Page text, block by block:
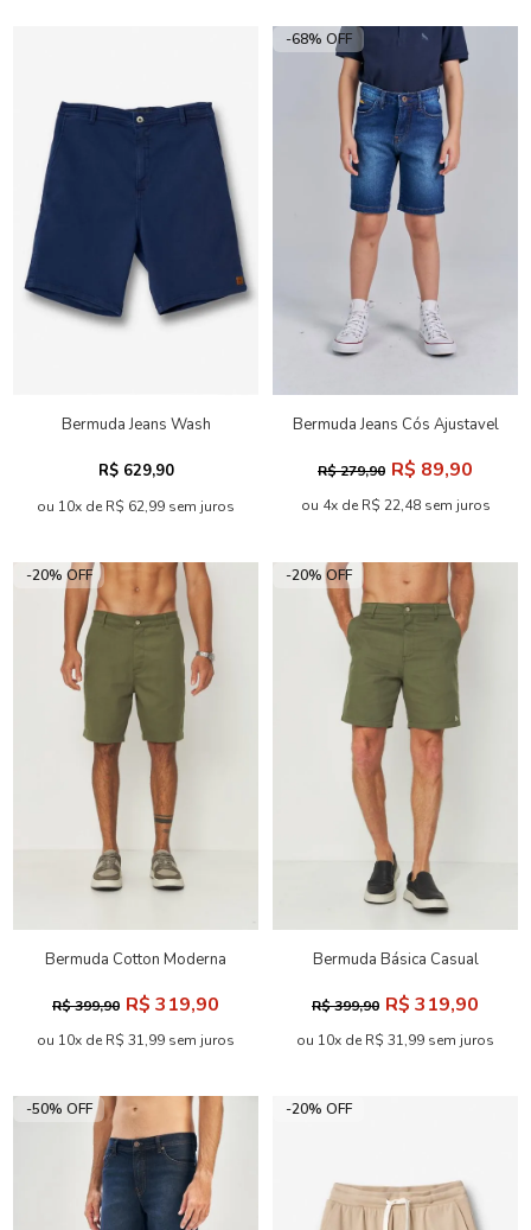
Bermuda Jeans Wash
R$ 629,90
ou 10x de R$ 62,99 sem juros
-68% OFF
Bermuda Jeans Cós Ajustavel
R$ 279,90 R$ 89,90
ou 4x de R$ 22,48 sem juros
-20% OFF
Bermuda Cotton Moderna
R$ 399,90 R$ 319,90
ou 10x de R$ 31,99 sem juros
-20% OFF
Bermuda Básica Casual
R$ 399,90 R$ 319,90
ou 10x de R$ 31,99 sem juros
-50% OFF -20% OFF